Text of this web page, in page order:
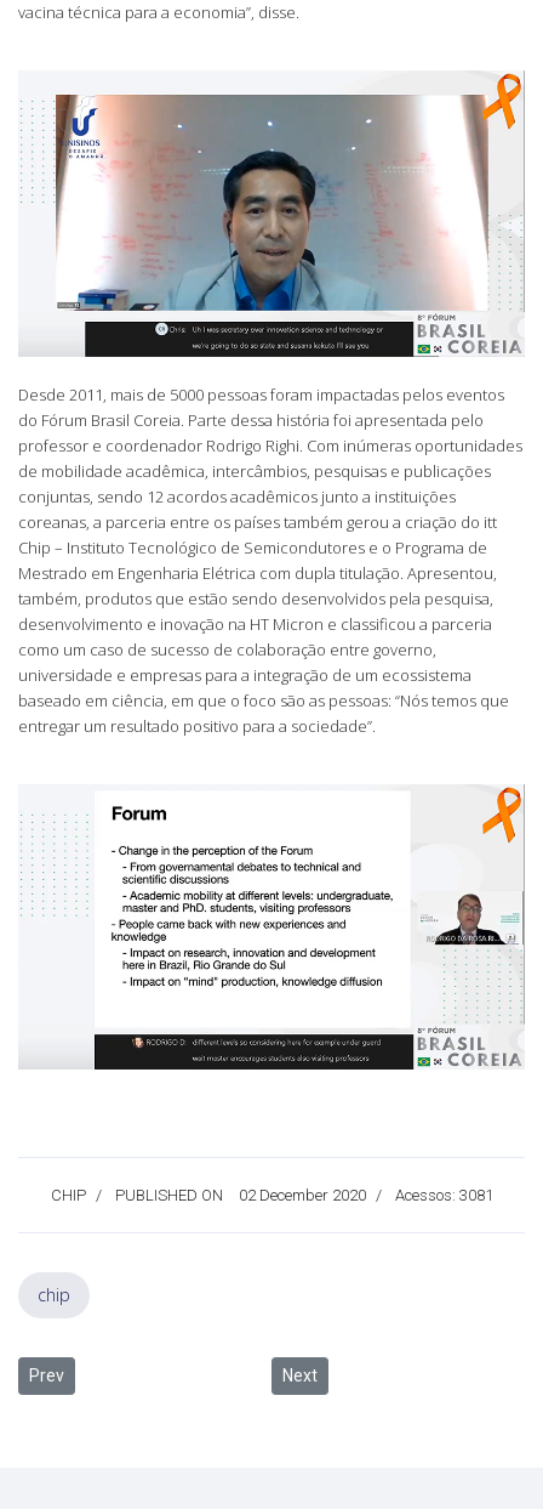
vacina técnica para a economia”, disse.
Desde 2011, mais de 5000 pessoas foram impactadas pelos eventos
do Fórum Brasil Coreia. Parte dessa história foi apresentada pelo
professor e coordenador Rodrigo Righi. Com inúmeras oportunidades
de mobilidade acadêmica, intercâmbios, pesquisas e publicações
conjuntas, sendo 12 acordos acadêmicos junto a instituições
coreanas, a parceria entre os países também gerou a criação do itt
Chip – Instituto Tecnológico de Semicondutores e o Programa de
Mestrado em Engenharia Elétrica com dupla titulação. Apresentou,
também, produtos que estão sendo desenvolvidos pela pesquisa,
desenvolvimento e inovação na HT Micron e classificou a parceria
como um caso de sucesso de colaboração entre governo,
universidade e empresas para a integração de um ecossistema
baseado em ciência, em que o foco são as pessoas: “Nós temos que
entregar um resultado positivo para a sociedade”.
CHIP PUBLISHED ON 02 December 2020 Acessos: 3081
chip
Previous article: Mestranda em Enfermagem cria dispositivo
Prev Next article: Aluna da
Next